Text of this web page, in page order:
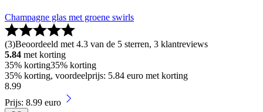
Champagne glas met groene swirls
(3)Beoordeeld met 4.3 van de 5 sterren, 3 klantreviews
5.84 met korting
35% korting35% korting
35% korting, voordeelprijs: 5.84 euro met korting
8.99
Prijs: 8.99 euro